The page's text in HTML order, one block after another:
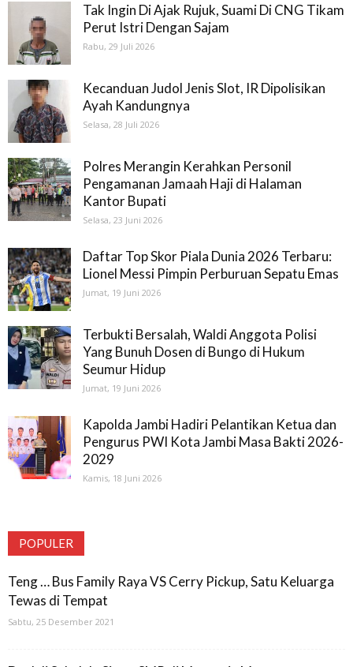
Tak Ingin Di Ajak Rujuk, Suami Di CNG Tikam
Perut Istri Dengan Sajam
Rabu, 29 Juli 2026
Kecanduan Judol Jenis Slot, IR Dipolisikan
Ayah Kandungnya
Selasa, 28 Juli 2026
Polres Merangin Kerahkan Personil
Pengamanan Jamaah Haji di Halaman
Kantor Bupati
Selasa, 23 Juni 2026
Daftar Top Skor Piala Dunia 2026 Terbaru:
Lionel Messi Pimpin Perburuan Sepatu Emas
Jumat, 19 Juni 2026
Terbukti Bersalah, Waldi Anggota Polisi
Yang Bunuh Dosen di Bungo di Hukum
Seumur Hidup
Jumat, 19 Juni 2026
Kapolda Jambi Hadiri Pelantikan Ketua dan
Pengurus PWI Kota Jambi Masa Bakti 2026-
2029
Kamis, 18 Juni 2026
POPULER
Teng … Bus Family Raya VS Cerry Pickup, Satu Keluarga
Tewas di Tempat
Sabtu, 25 Desember 2021